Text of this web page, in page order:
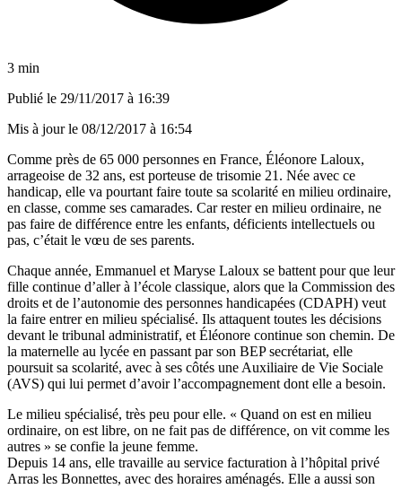
3 min
Publié le 29/11/2017 à 16:39
Mis à jour le 08/12/2017 à 16:54
Comme près de 65 000 personnes en France, Éléonore Laloux,
arrageoise de 32 ans, est porteuse de trisomie 21. Née avec ce
handicap, elle va pourtant faire toute sa scolarité en milieu ordinaire,
en classe, comme ses camarades. Car rester en milieu ordinaire, ne
pas faire de différence entre les enfants, déficients intellectuels ou
pas, c’était le vœu de ses parents.
Chaque année, Emmanuel et Maryse Laloux se battent pour que leur
fille continue d’aller à l’école classique, alors que la Commission des
droits et de l’autonomie des personnes handicapées (CDAPH) veut
la faire entrer en milieu spécialisé. Ils attaquent toutes les décisions
devant le tribunal administratif, et Éléonore continue son chemin. De
la maternelle au lycée en passant par son BEP secrétariat, elle
poursuit sa scolarité, avec à ses côtés une Auxiliaire de Vie Sociale
(AVS) qui lui permet d’avoir l’accompagnement dont elle a besoin.
Le milieu spécialisé, très peu pour elle. « Quand on est en milieu
ordinaire, on est libre, on ne fait pas de différence, on vit comme les
autres » se confie la jeune femme.
Depuis 14 ans, elle travaille au service facturation à l’hôpital privé
Arras les Bonnettes, avec des horaires aménagés. Elle a aussi son